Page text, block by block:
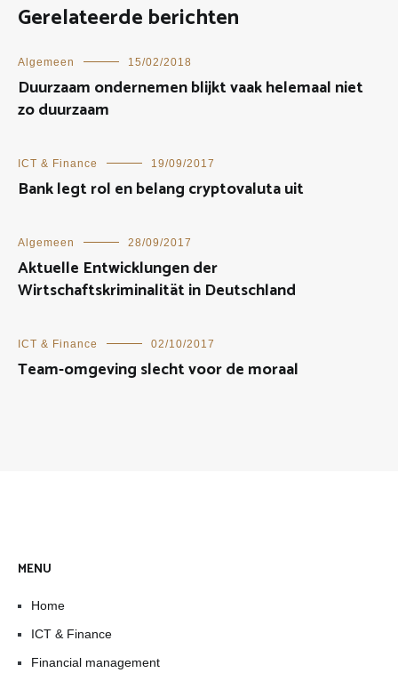
Gerelateerde berichten
Algemeen 15/02/2018
Duurzaam ondernemen blijkt vaak helemaal niet
zo duurzaam
ICT & Finance 19/09/2017
Bank legt rol en belang cryptovaluta uit
Algemeen 28/09/2017
Aktuelle Entwicklungen der
Wirtschaftskriminalität in Deutschland
ICT & Finance 02/10/2017
Team-omgeving slecht voor de moraal
MENU
Home
ICT & Finance
Financial management